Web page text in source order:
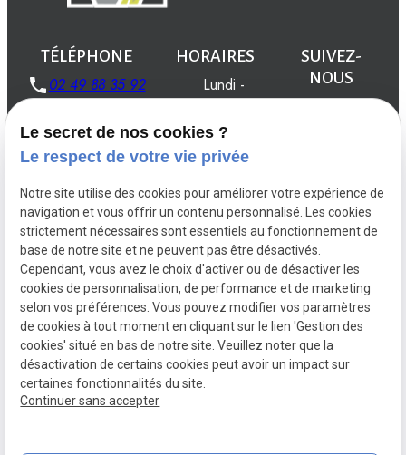
TÉLÉPHONE
02 49 88 35 92
HORAIRES
Lundi -
08:00 -
19:00
SUIVEZ-
NOUS
Créations Aménagements
Entretien du
jardin
Installations
Maçonnerie d'extérieur
Mentions
légales
Politique de
confidentialité
Gestion
Plan du
Le secret de nos cookies ?
Le respect de votre vie privée
Notre site utilise des cookies pour améliorer votre expérience de
navigation et vous offrir un contenu personnalisé. Les cookies
strictement nécessaires sont essentiels au fonctionnement de
base de notre site et ne peuvent pas être désactivés.
Cependant, vous avez le choix d'activer ou de désactiver les
cookies de personnalisation, de performance et de marketing
selon vos préférences. Vous pouvez modifier vos paramètres
de cookies à tout moment en cliquant sur le lien 'Gestion des
cookies' situé en bas de notre site. Veuillez noter que la
désactivation de certains cookies peut avoir un impact sur
certaines fonctionnalités du site.
Continuer sans accepter